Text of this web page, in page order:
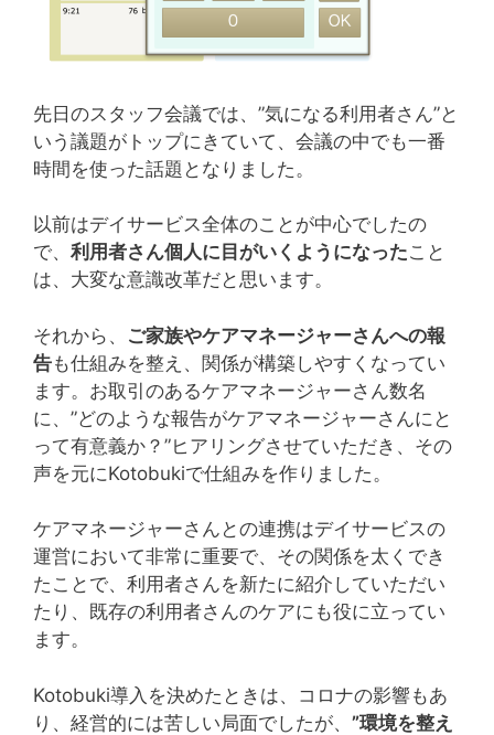
先日のスタッフ会議では、”気になる利用者さん”と
いう議題がトップにきていて、会議の中でも一番
時間を使った話題となりました。
以前はデイサービス全体のことが中心でしたの
で、 利用者さん個人に目がいくようになったこと
は、大変な意識改革だと思います。
それから、 ご家族やケアマネージャーさんへの報
告も仕組みを整え、関係が構築しやすくなってい
ます。お取引のあるケアマネージャーさん数名
に、”どのような報告がケアマネージャーさんにと
って有意義か？”ヒアリングさせていただき、その
声を元にKotobukiで仕組みを作りました。
ケアマネージャーさんとの連携はデイサービスの
運営において非常に重要で、その関係を太くでき
たことで、利用者さんを新たに紹介していただい
たり、既存の利用者さんのケアにも役に立ってい
ます。
Kotobuki導入を決めたときは、コロナの影響もあ
り、経営的には苦しい局面でしたが、 ”環境を整え